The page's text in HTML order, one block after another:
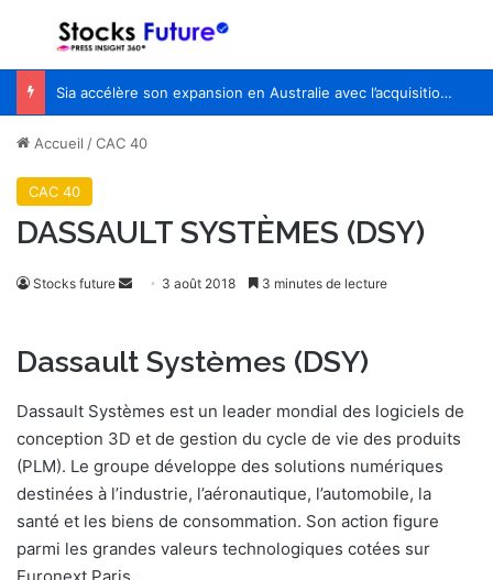
Menu
Sia accélère son expansion en Australie avec l’acquisition de Seven Consulting
Accueil /CAC 40
CAC 40
DASSAULT SYSTÈMES (DSY)
Stocks future
o
e
r
u
n
c
o
3 août 2018 3 minutes de lecture
Dassault Systèmes (DSY)
Dassault Systèmes est un leader mondial des logiciels de
conception 3D et de gestion du cycle de vie des produits
(PLM). Le groupe développe des solutions numériques
destinées à l’industrie, l’aéronautique, l’automobile, la
santé et les biens de consommation. Son action figure
parmi les grandes valeurs technologiques cotées sur